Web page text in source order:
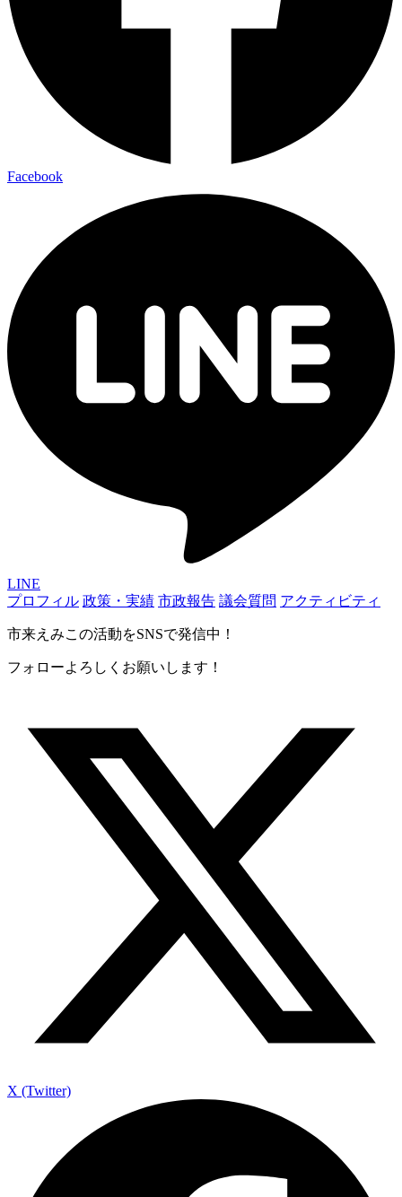
Facebook
LINE
プロフィル 政策・実績 市政報告 議会質問 アクティビティ
市来えみこの活動をSNSで発信中！
フォローよろしくお願いします！
X (Twitter)